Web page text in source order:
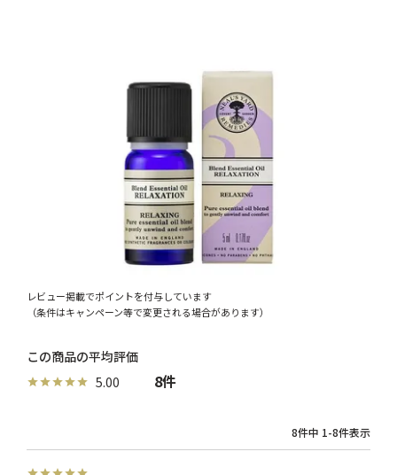
レビュー掲載でポイントを付与しています
（条件はキャンペーン等で変更される場合があります）
5.00 8
8件中 1-8件表示